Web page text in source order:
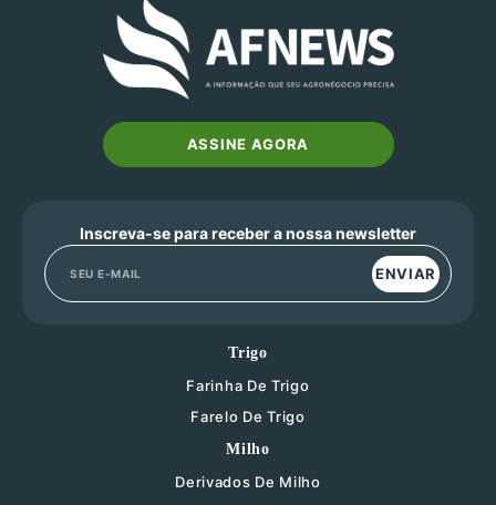
ASSINE AGORA
Inscreva-se para receber a nossa newsletter
ENVIAR
Trigo
Farinha De Trigo
Farelo De Trigo
Milho
Derivados De Milho